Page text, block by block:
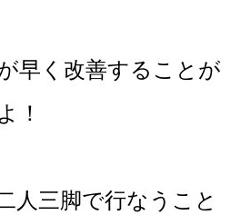
早く改善することが
！
人三脚で行なうこと